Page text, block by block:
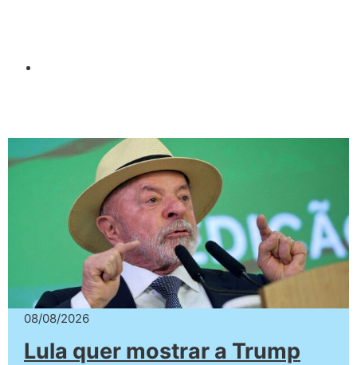
08/08/2026
Lula quer mostrar a Trump